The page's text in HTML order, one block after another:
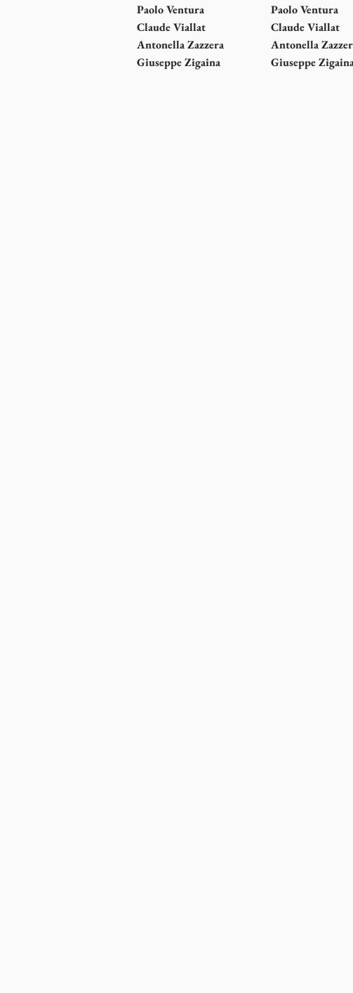
Paolo Ventura
Claude Viallat
Antonella Zazzera
Giuseppe Zigaina
Paolo Ventura
Claude Viallat
Antonella
Giuseppe